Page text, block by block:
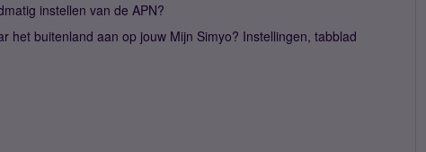
instellen van de APN?
het buitenland aan op jouw Mijn Simyo? Instellingen, tabblad